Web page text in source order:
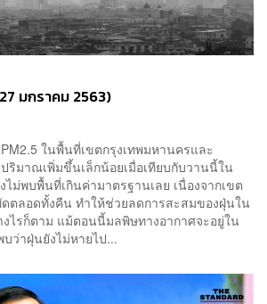
มกราคม 2563)
ในพื้นที่เขตกรุงเทพมหานครและ
มาณเพิ่มขึ้นเล็กน้อยเมื่อเทียบกับวานนี้ใน
ไม่พบพื้นที่เกินค่ามาตรฐานเลย เนื่องจากเขต
ตลอดทั้งคืน ทำให้ช่วยลดการสะสมของฝุ่นใน
ไรก็ตาม แม้ตอนนี้มลพิษทางอากาศจะอยู่ใน
ว่าฝุ่นยังไม่หายไป...